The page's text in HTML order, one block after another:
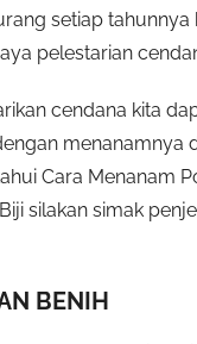
setiap tahunnya
pelestarian
cendana kita
menanamnya
Cara Menanam
silakan simak
BENIH